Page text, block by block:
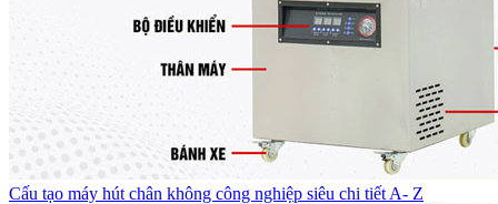
Cấu tạo máy hút chân không công nghiệp siêu chi tiết A- Z